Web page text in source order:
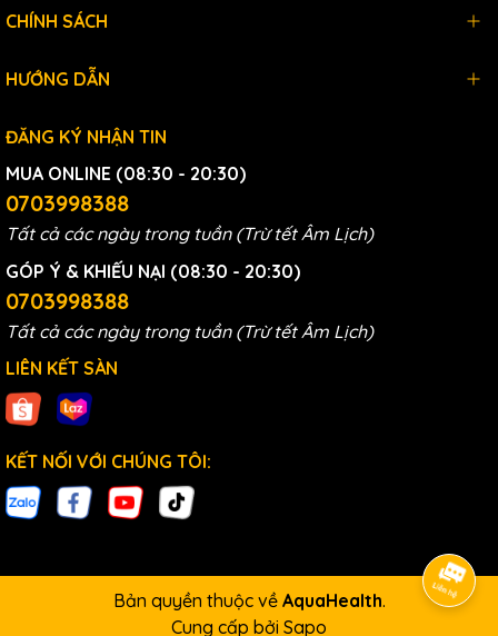
Các thông số kĩ thuật của máy
tế về an toàn sức khoẻ
Sự an tâm tuyệt đối khi sử dụng thiết bị lọc nước này
CHÍNH SÁCH
HƯỚNG DẪN
ĐĂNG KÝ NHẬN TIN
MUA ONLINE (08:30 - 20:30)
0703998388
Tất cả các ngày trong tuần (Trừ tết Âm Lịch)
GÓP Ý & KHIẾU NẠI (08:30 - 20:30)
0703998388
Tất cả các ngày trong tuần (Trừ tết Âm Lịch)
LIÊN KẾT SÀN
KẾT NỐI VỚI CHÚNG TÔI:
Bản quyền thuộc về AquaHealth.
Cung cấp bởi Sapo